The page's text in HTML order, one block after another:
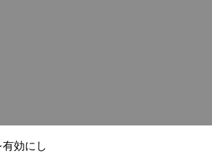
効にし